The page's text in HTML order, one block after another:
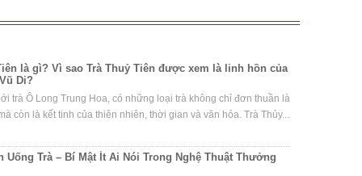
là gì? Vì sao Trà Thuỷ Tiên được xem là linh hồn của
Di?
trà Ô Long Trung Hoa, có những loại trà không chỉ đơn thuần là
còn là kết tinh của thiên nhiên, thời gian và văn hóa. Trà Thủy...
Uống Trà – Bí Mật Ít Ai Nói Trong Nghệ Thuật Thưởng